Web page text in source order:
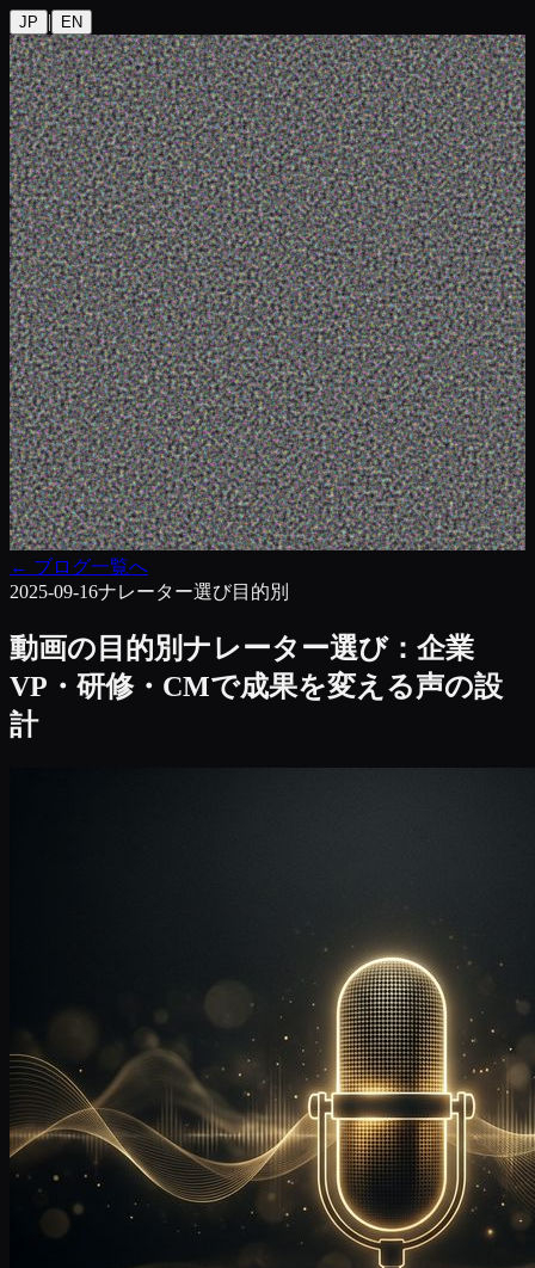
JP | EN
← ブログ一覧へ
2025-09-16ナレーター選び目的別
動画の目的別ナレーター選び：企業
VP・研修・CMで成果を変える声の設
計